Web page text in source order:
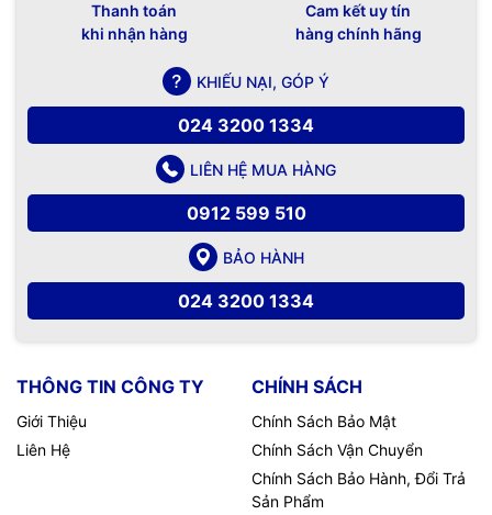
Thanh toán
khi nhận hàng
Cam kết uy tín
hàng chính hãng
KHIẾU NẠI, GÓP Ý
024 3200 1334
LIÊN HỆ MUA HÀNG
0912 599 510
BẢO HÀNH
024 3200 1334
THÔNG TIN CÔNG TY
Giới Thiệu
Liên Hệ
CHÍNH SÁCH
Chính Sách Bảo Mật
Chính Sách Vận Chuyển
Chính Sách Bảo Hành, Đổi Trả
Sản Phẩm